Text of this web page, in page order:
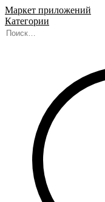
Маркет приложений
Категории